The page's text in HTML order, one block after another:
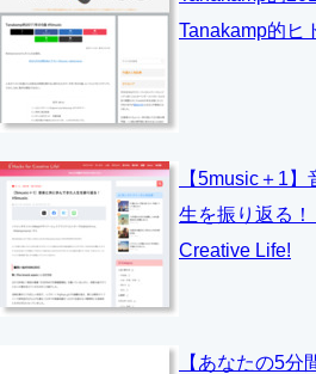
Tanakamp的ヒ
【5music＋1
生を振り返る
Creative Life!
【あなたの5分